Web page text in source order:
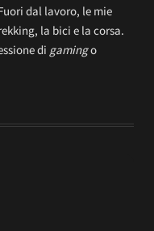
dal lavoro, le mie
la bici e la corsa.
di gamingo